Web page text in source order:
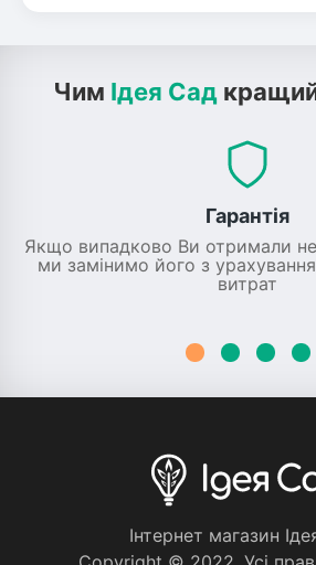
Чим Ідея Сад
Гарантія
Якщо випадково Ви отримали
ми замінимо його з
витрат
Iнтернет магазин